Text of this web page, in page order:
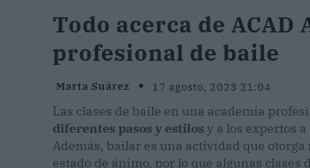
Todo acerca de ACAD
profesional de baile
Marta Suárez 17 agosto, 2023 21:04
Las clases de baile en una academia
diferentes pasos y estilos y a los expertos
Además, bailar es una actividad que
estado de ánimo, por lo que algunas